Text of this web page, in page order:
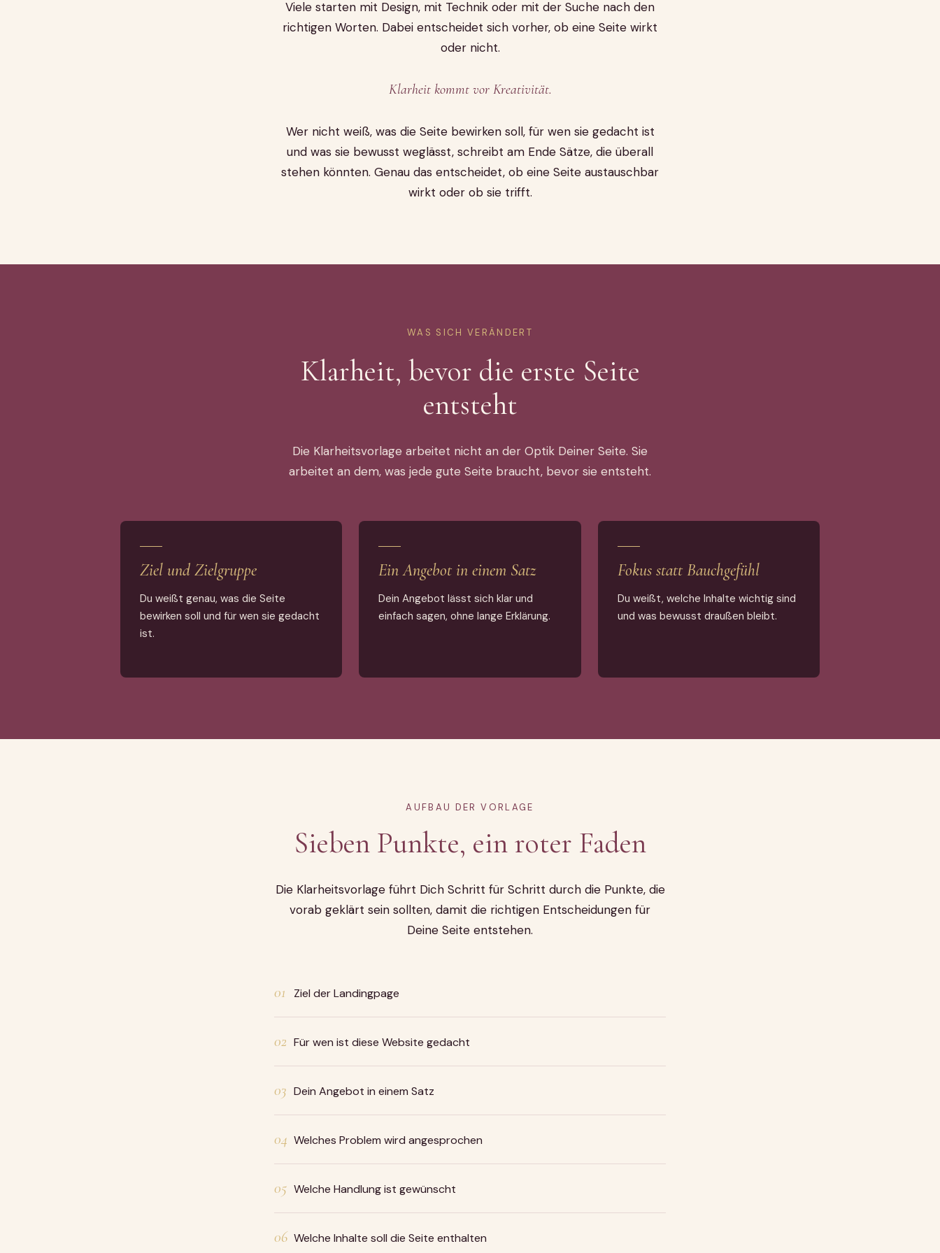
Viele starten mit Design, mit Technik oder mit der Suche nach den
richtigen Worten. Dabei entscheidet sich vorher, ob eine Seite wirkt
oder nicht.
Klarheit kommt vor Kreativität.
Wer nicht weiß, was die Seite bewirken soll, für wen sie gedacht ist
und was sie bewusst weglässt, schreibt am Ende Sätze, die überall
stehen könnten. Genau das entscheidet, ob eine Seite austauschbar
wirkt oder ob sie trifft.
WAS SICH VERÄNDERT
Klarheit, bevor die erste Seite
entsteht
Die Klarheitsvorlage arbeitet nicht an der Optik Deiner Seite. Sie
arbeitet an dem, was jede gute Seite braucht, bevor sie entsteht.
Ziel und Zielgruppe
Du weißt genau, was die Seite
bewirken soll und für wen sie gedacht
ist.
Ein Angebot in einem Satz
Dein Angebot lässt sich klar und
einfach sagen, ohne lange Erklärung.
Fokus statt Bauchgefühl
Du weißt, welche Inhalte wichtig sind
und was bewusst draußen bleibt.
AUFBAU DER VORLAGE
Sieben Punkte, ein roter Faden
Die Klarheitsvorlage führt Dich Schritt für Schritt durch die Punkte, die
vorab geklärt sein sollten, damit die richtigen Entscheidungen für
Deine Seite entstehen.
01 Ziel der Landingpage
02 Für wen ist diese Website gedacht
03 Dein Angebot in einem Satz
04 Welches Problem wird angesprochen
05 Welche Handlung ist gewünscht
06 Welche Inhalte soll die Seite enthalten